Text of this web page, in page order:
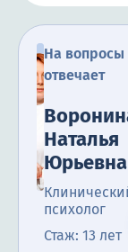
На вопросы
отвечает
Наталья
Юрьевна
психолог
Стаж: 13 лет